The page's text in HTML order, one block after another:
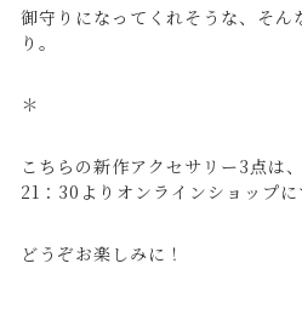
御守りになってくれそうな、そん
り。
＊
こちらの新作アクセサリー3点は
21：30よりオンラインショップに
どうぞお楽しみに！